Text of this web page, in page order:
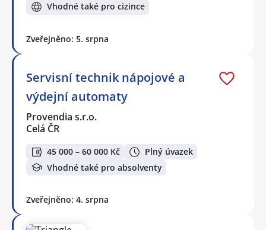
Vhodné také pro cizince
Zveřejněno: 5. srpna
Servisní technik nápojové a
výdejní automaty
Provendia s.r.o.
Celá ČR
45 000 – 60 000 Kč
Plný úvazek
Vhodné také pro absolventy
Zveřejněno: 4. srpna